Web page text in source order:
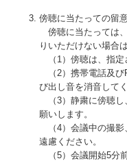
傍聴に当たっての留
傍聴に当たっては
りいただけない場合
（1）傍聴は、指定
（2）携帯電話及び
び出し音を消音してく
（3）静粛に傍聴し
願いします。
（4）会議中の撮影
遠慮ください。
（5）会議開始5分